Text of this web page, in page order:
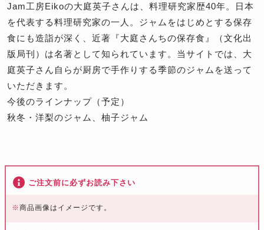
Jam工房Eikoの大庭英子さんは、料理研究家歴40年。日本
を代表する料理研究家の一人。ジャムをはじめとする保存
食にも造詣が深く、近著『大庭さんちの保存食』（文化出
版局刊）は名著として知られています。当サイトでは、大
庭英子さん自らが厨房で手作りする季節のジャムを送って
いただきます。
今後のラインナップ（予定）
秋冬・洋梨のジャム、柚子ジャム
ご注文前に必ずお読み下さい
※商品画像はイメージです。